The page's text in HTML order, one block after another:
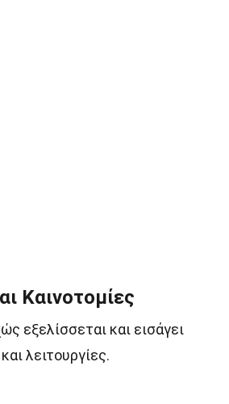
Καινοτομίες
εξελίσσεται και εισάγει
λειτουργίες.